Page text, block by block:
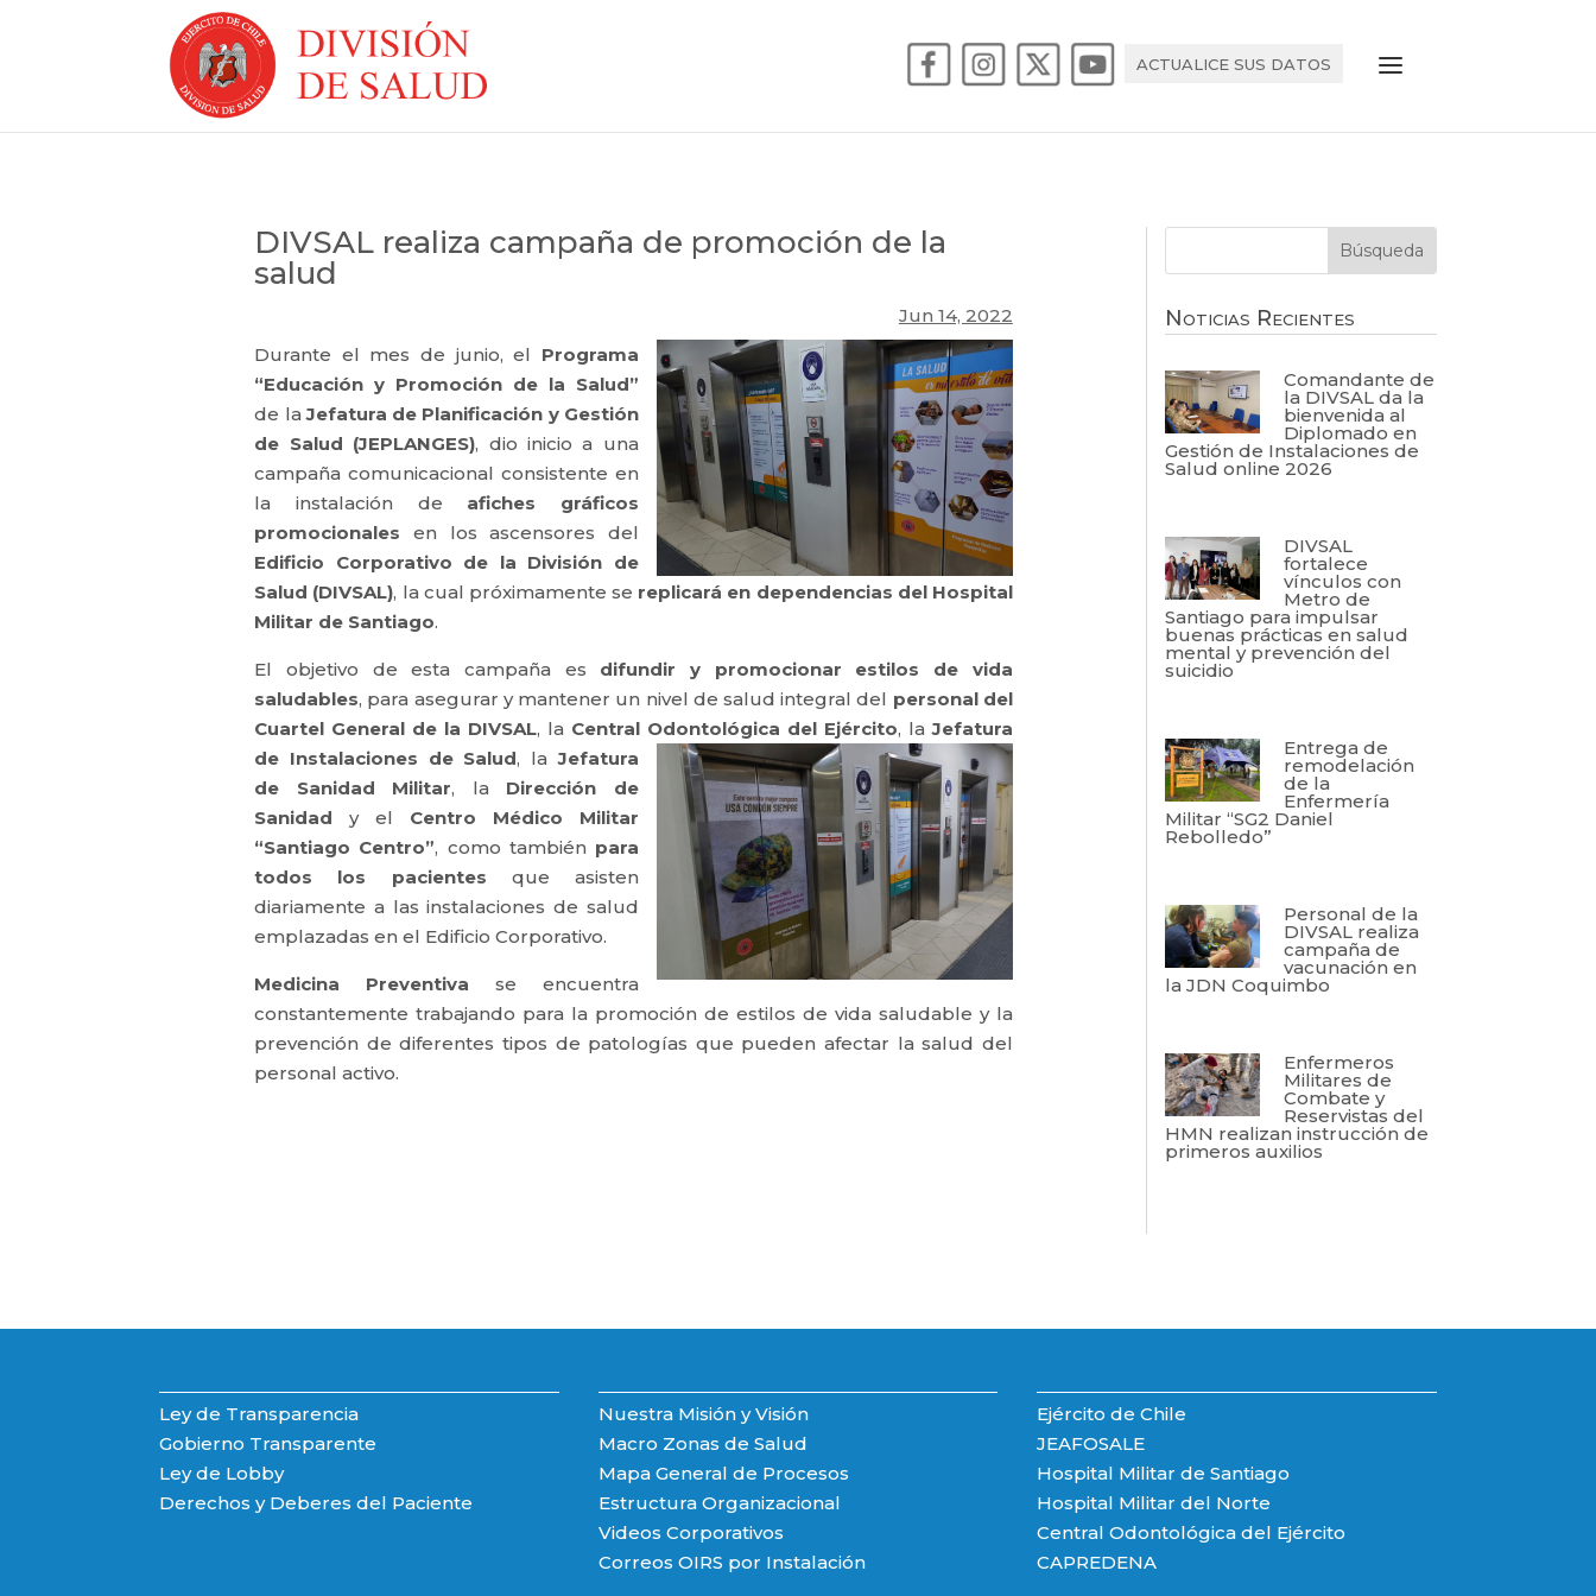
ACTUALICE SUS DATOS
DIVSAL realiza campaña de promoción de la
salud
Jun 14, 2022
Durante el mes de junio, el Programa
“Educación y Promoción de la Salud”
de laJefatura de Planificación y Gestión
de Salud (JEPLANGES), dio inicio a una
campaña comunicacional consistente en
la instalación de afiches gráficos
promocionales en los ascensores del
Edificio Corporativo de la División de
Salud (DIVSAL), la cual próximamente se replicará en dependencias del Hospital
Militar de Santiago.
El objetivo de esta campaña es difundir y promocionar estilos de vida
saludables, para asegurar y mantener un nivel de salud integral del personal del
Cuartel General de la DIVSAL, la Central Odontológica del Ejército, laJefatura
de Instalaciones de Salud, laJefatura
de Sanidad Militar, la Dirección de
Sanidad y el Centro Médico Militar
“Santiago Centro”, como también para
todos los pacientes que asisten
diariamente a las instalaciones de salud
emplazadas en el Edificio Corporativo.
Medicina Preventiva se encuentra
constantemente trabajando para la promoción de estilos de vida saludable y la
prevención de diferentes tipos de patologías que pueden afectar la salud del
personal activo.
Noticias Recientes
Comandante de
la DIVSAL da la
bienvenida al
Diplomado en
Gestión de Instalaciones de
Salud online 2026
DIVSAL
fortalece
vínculos con
Metro de
Santiago para impulsar
buenas prácticas en salud
mental y prevención del
suicidio
Entrega de
remodelación
de la
Enfermería
Militar “SG2 Daniel
Rebolledo”
Personal de la
DIVSAL realiza
campaña de
vacunación en
la JDN Coquimbo
Enfermeros
Militares de
Combate y
Reservistas del
HMN realizan instrucción de
primeros auxilios
Ley de Transparencia
Gobierno Transparente
Ley de Lobby
Derechos y Deberes del Paciente
Nuestra Misión y Visión
Macro Zonas de Salud
Mapa General de Procesos
Estructura Organizacional
Videos Corporativos
Correos OIRS por Instalación
Ejército de Chile
JEAFOSALE
Hospital Militar de Santiago
Hospital Militar del Norte
Central Odontológica del Ejército
CAPREDENA